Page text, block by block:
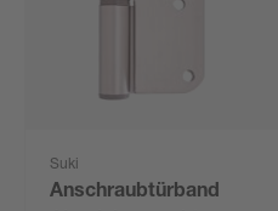
Suki
Anschraubtürband